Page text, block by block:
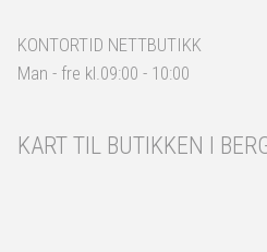
KONTORTID NETTBUTIKK
Man - fre kl.09:00 - 10:00
KART TIL BUTIKKEN I